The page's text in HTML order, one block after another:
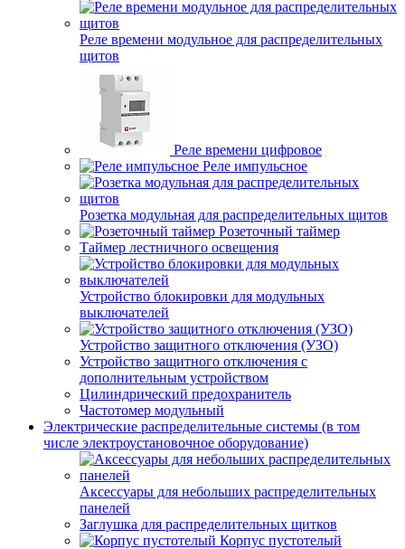
Реле времени модульное для распределительных
щитов
Реле времени цифровое
Реле импульсное
Розетка модульная для распределительных щитов
Розеточный таймер
Таймер лестничного освещения
Устройство блокировки для модульных
выключателей
Устройство защитного отключения (УЗО)
Устройство защитного отключения с
дополнительным устройством
Цилиндрический предохранитель
Частотомер модульный
Электрические распределительные системы (в том
числе электроустановочное оборудование)
Аксессуары для небольших распределительных
панелей
Заглушка для распределительных щитков
Корпус пустотелый